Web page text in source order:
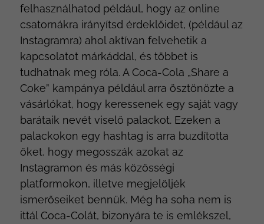
felhasználhatod például, hogy az online
csatornákra irányítsd érdeklőidet, (például az
Instagramra) ahol aktívan felvehetik a
kapcsolatot márkáddal, és többet is
tudhatnak meg róla. A Coca-Cola „Share a
Coke” kampánya például arra ösztönözte a
vásárlókat, hogy keressenek egy saját vagy
barátaik nevét viselő palackot. Ezeken a
palackokon egy hashtag is arra buzdította
őket, hogy megosszák azokat az
Instagramon és más közösségi
platformokon, illetve megjelöljék
ismerőseiket bennük. Még ha soha nem is
ittál Coca-Colát, bizonyára te is emlékszel,